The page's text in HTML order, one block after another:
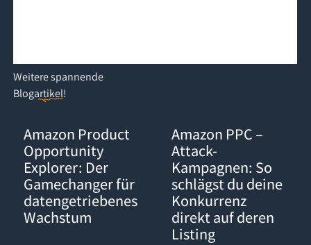
Weiterespannende
Blogartikel!
Amazon Product
Opportunity
Explorer: Der
Gamechanger für
datengetriebenes
Wachstum
Amazon PPC –
Attack-
Kampagnen: So
schlägst du deine
Konkurrenz
direkt auf deren
Listing